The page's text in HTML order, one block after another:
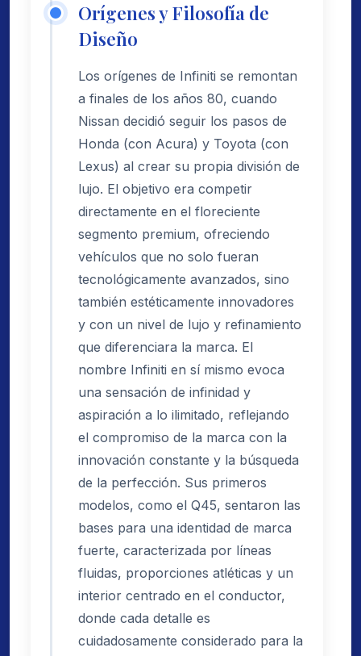
Orígenes y Filosofía de
Diseño
Los orígenes de Infiniti se remontan
a finales de los años 80, cuando
Nissan decidió seguir los pasos de
Honda (con Acura) y Toyota (con
Lexus) al crear su propia división de
lujo. El objetivo era competir
directamente en el floreciente
segmento premium, ofreciendo
vehículos que no solo fueran
tecnológicamente avanzados, sino
también estéticamente innovadores
y con un nivel de lujo y refinamiento
que diferenciara la marca. El
nombre Infiniti en sí mismo evoca
una sensación de infinidad y
aspiración a lo ilimitado, reflejando
el compromiso de la marca con la
innovación constante y la búsqueda
de la perfección. Sus primeros
modelos, como el Q45, sentaron las
bases para una identidad de marca
fuerte, caracterizada por líneas
fluidas, proporciones atléticas y un
interior centrado en el conductor,
donde cada detalle es
cuidadosamente considerado para la